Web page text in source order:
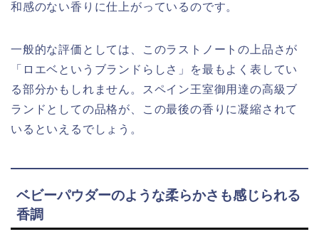
和感のない香りに仕上がっているのです。
一般的な評価としては、このラストノートの上品さが
「ロエベというブランドらしさ」を最もよく表してい
る部分かもしれません。スペイン王室御用達の高級ブ
ランドとしての品格が、この最後の香りに凝縮されて
いるといえるでしょう。
ベビーパウダーのような柔らかさも感じられる
香調